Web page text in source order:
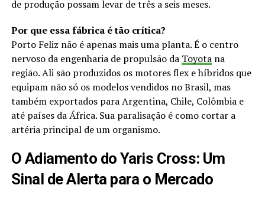
de produção possam levar de três a seis meses.
Por que essa fábrica é tão crítica?
Porto Feliz não é apenas mais uma planta. É o centro
nervoso da engenharia de propulsão da Toyotana
região. Ali são produzidos os motores flex e híbridos que
equipam não só os modelos vendidos no Brasil, mas
também exportados para Argentina, Chile, Colômbia e
até países da África. Sua paralisação é como cortar a
artéria principal de um organismo.
O Adiamento do Yaris Cross: Um
Sinal de Alerta para o Mercado